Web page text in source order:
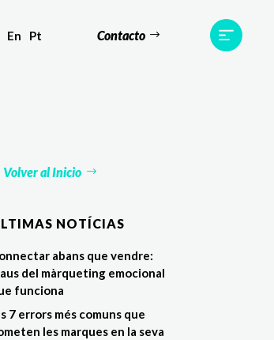
En Pt Contacto
Volver al Inicio
NOTÍCIAS
abans que vendre:
del màrqueting emocional
funciona
7 errors més comuns que
les marques en la seva